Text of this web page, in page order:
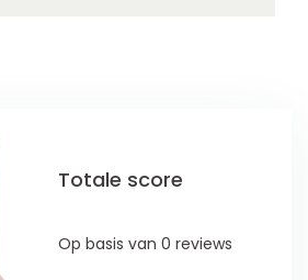
Totale score
Op basis van 0 reviews